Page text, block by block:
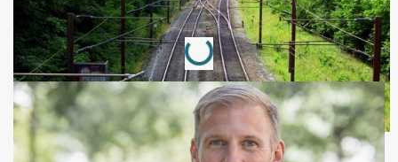
Annonce
Loading...